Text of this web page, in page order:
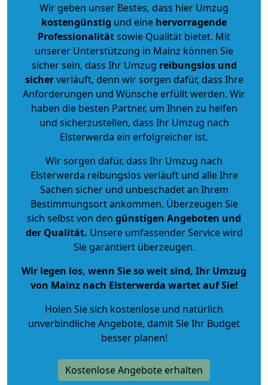
Wir geben unser Bestes, dass hier Umzug
kostengünstig und eine hervorragende
Professionalitätsowie Qualität bietet. Mit
unserer Unterstützung in Mainz können Sie
sicher sein, dass Ihr Umzug reibungslos und
sicherverläuft, denn wir sorgen dafür, dass Ihre
Anforderungen und Wünsche erfüllt werden. Wir
haben die besten Partner, um Ihnen zu helfen
und sicherzustellen, dass Ihr Umzug nach
Elsterwerda ein erfolgreicher ist.
Wir sorgen dafür, dass Ihr Umzug nach
Elsterwerda reibungslos verläuft und alle Ihre
Sachen sicher und unbeschadet an Ihrem
Bestimmungsort ankommen. Überzeugen Sie
sich selbst von den günstigen Angeboten und
der Qualität. Unsere umfassender Service wird
Sie garantiert überzeugen.
Wir legen los, wenn Sie so weit sind, Ihr Umzug
von Mainz nach Elsterwerda wartet auf Sie!
Holen Sie sich kostenlose und natürlich
unverbindliche Angebote, damit Sie Ihr Budget
besser planen!
Kostenlose Angebote erhalten